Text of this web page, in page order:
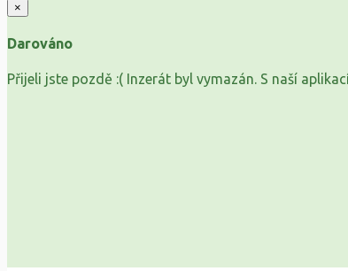
×
Darováno
Přijeli jste pozdě :( Inzerát byl vymazán. S naší